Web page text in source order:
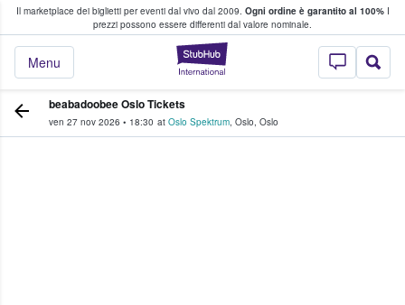
Il marketplace dei biglietti per eventi dal vivo dal 2009. Ogni ordine è garantito al 100%I
prezzi possono essere differenti dal valore nominale.
StubHub - Dove
Menu
fan comprano e vendono biglietti
beabadoobee Oslo Tickets
ven 27 nov 2026 • 18:30 at Oslo Spektrum, Oslo, Oslo